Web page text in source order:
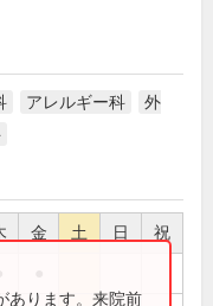
アレルギー科
外
金 土 日 祝
あります。来院前